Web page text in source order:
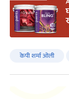
केपी शर्मा ‌ओली